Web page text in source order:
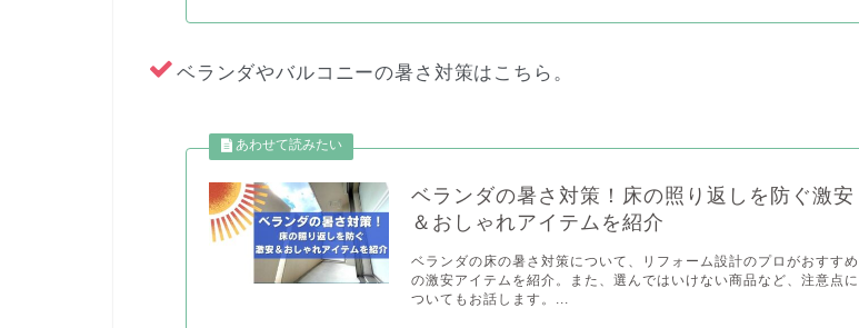
ベランダやバルコニーの暑さ対策はこちら。
ベランダの暑さ対策！床の照り返しを防ぐ激安
＆おしゃれアイテムを紹介
ベランダの床の暑さ対策について、リフォーム設計のプロがおすすめ
の激安アイテムを紹介。また、選んではいけない商品など、注意点に
ついてもお話します。...